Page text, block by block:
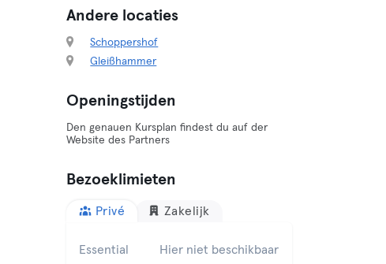
Andere locaties
Schoppershof
Gleißhammer
Openingstijden
Den genauen Kursplan findest du auf der
Website des Partners
Bezoeklimieten
Privé Zakelijk
Essential Hier niet beschikbaar